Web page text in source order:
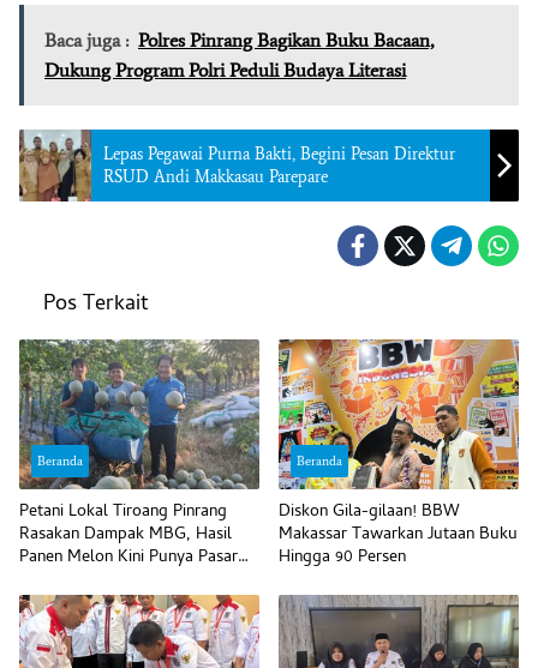
Baca juga : Polres Pinrang Bagikan Buku Bacaan,
Dukung Program Polri Peduli Budaya Literasi
Lepas Pegawai Purna Bakti, Begini Pesan Direktur
RSUD Andi Makkasau Parepare
Pos Terkait
Beranda
Petani Lokal Tiroang Pinrang
Rasakan Dampak MBG, Hasil
Panen Melon Kini Punya Pasar
Beranda
Diskon Gila-gilaan! BBW
Makassar Tawarkan Jutaan Buku
Hingga 90 Persen